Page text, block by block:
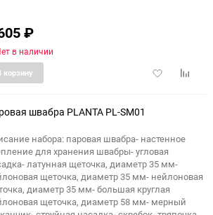
₽
в наличии
Добавить
корзину
швабра PLANTA PL-SM01
набора: паровая швабра- настенное
для хранения швабры- угловая
латунная щеточка, диаметр 35 мм-
щеточка, диаметр 35 мм- нейлоновая
диаметр 35 мм- большая круглая
щеточка, диаметр 58 мм- мерный